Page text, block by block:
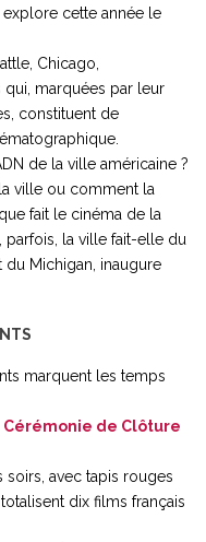
cette année le
Chicago,
qui, marquées par leur
constituent de
de la ville américaine ?
ville ou comment la
fait le cinéma de la
parfois, la ville fait-elle du
du Michigan, inaugure
marquent les temps
Cérémonie de Clôture
soirs, avec tapis rouges
dix films français